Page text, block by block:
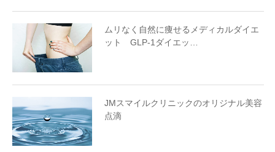
ムリなく自然に痩せるメディカルダイエ
ット GLP-1ダイエッ…
JMスマイルクリニックのオリジナル美容
点滴